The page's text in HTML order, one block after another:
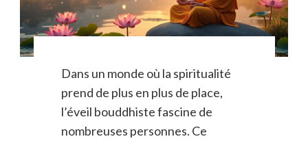
Dans un monde où la spiritualité
prend de plus en plus de place,
l’éveil bouddhiste fascine de
nombreuses personnes. Ce